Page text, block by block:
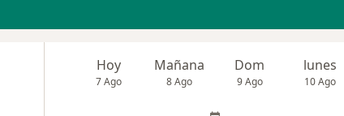
Hoy
7 Ago
Mañana
8 Ago
Dom
9 Ago
lunes
10 Ago